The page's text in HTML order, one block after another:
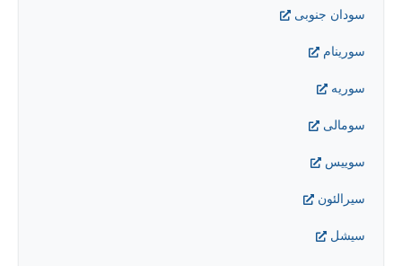
سودان جنوبی
سورینام
سوریه
سومالی
سوییس
سيرالئون
سيشل